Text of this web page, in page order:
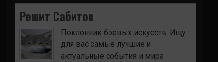
Решит Сабитов
Поклонник боевых искусств. Ищу
для вас самые лучшие и
актуальные события и мира